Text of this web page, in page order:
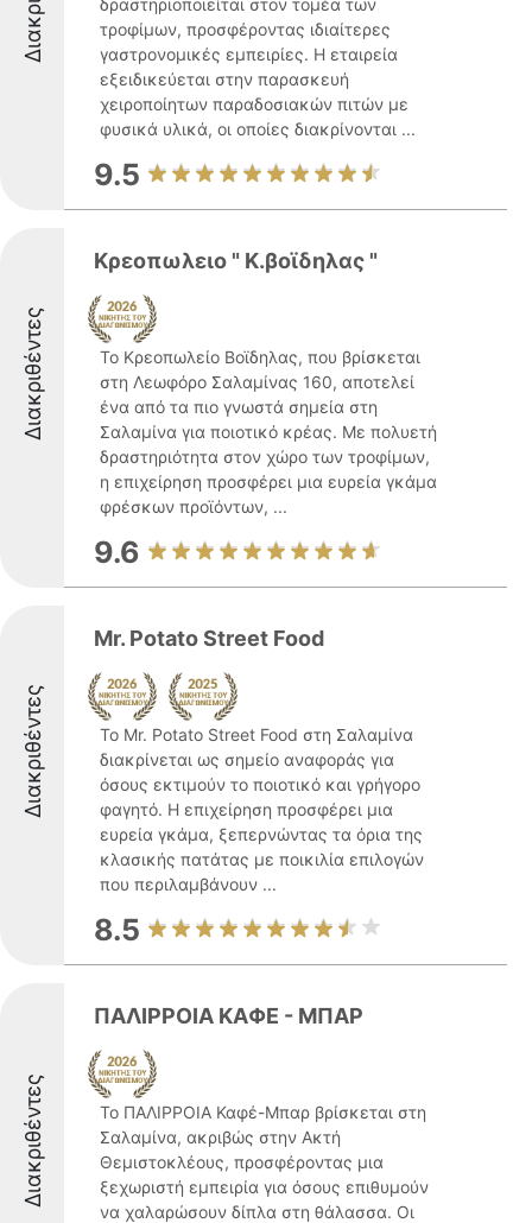
δραστηριοποιείται στον τομέα των
τροφίμων, προσφέροντας ιδιαίτερες
γαστρονομικές εμπειρίες. Η εταιρεία
εξειδικεύεται στην παρασκευή
χειροποίητων παραδοσιακών πιτών με
φυσικά υλικά, οι οποίες διακρίνονται ...
9.5
Διακριθέντες
Κρεοπωλειο " Κ.βοϊδηλας "
Το Κρεοπωλείο Βοϊδηλας, που βρίσκεται
στη Λεωφόρο Σαλαμίνας 160, αποτελεί
ένα από τα πιο γνωστά σημεία στη
Σαλαμίνα για ποιοτικό κρέας. Με πολυετή
δραστηριότητα στον χώρο των τροφίμων,
η επιχείρηση προσφέρει μια ευρεία γκάμα
φρέσκων προϊόντων, ...
9.6
Διακριθέντες
Mr. Potato Street Food
Το Mr. Potato Street Food στη Σαλαμίνα
διακρίνεται ως σημείο αναφοράς για
όσους εκτιμούν το ποιοτικό και γρήγορο
φαγητό. Η επιχείρηση προσφέρει μια
ευρεία γκάμα, ξεπερνώντας τα όρια της
κλασικής πατάτας με ποικιλία επιλογών
που περιλαμβάνουν ...
8.5
Διακριθέντες
ΠΑΛΙΡΡΟΙΑ ΚΑΦΕ - ΜΠΑΡ
Το ΠΑΛΙΡΡΟΙΑ Καφέ-Μπαρ βρίσκεται στη
Σαλαμίνα, ακριβώς στην Ακτή
Θεμιστοκλέους, προσφέροντας μια
ξεχωριστή εμπειρία για όσους επιθυμούν
να χαλαρώσουν δίπλα στη θάλασσα. Οι